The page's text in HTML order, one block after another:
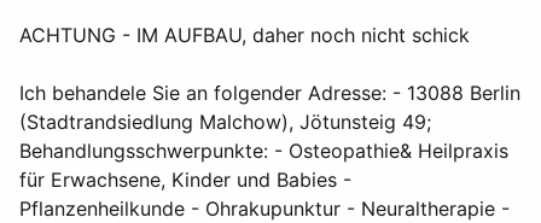
ACHTUNG - IM AUFBAU, daher noch nicht schick
Ich behandele Sie an folgender Adresse: - 13088 Berlin
(Stadtrandsiedlung Malchow), Jötunsteig 49;
Behandlungsschwerpunkte: - Osteopathie& Heilpraxis
für Erwachsene, Kinder und Babies -
Pflanzenheilkunde - Ohrakupunktur - Neuraltherapie -